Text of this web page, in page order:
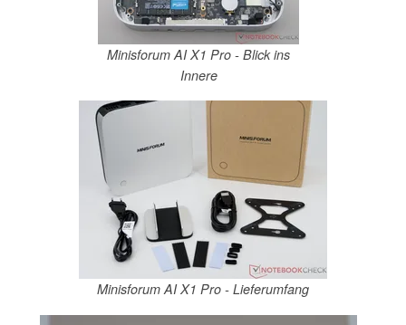
Minisforum AI X1 Pro - Blick ins
Innere
Minisforum AI X1 Pro - Lieferumfang